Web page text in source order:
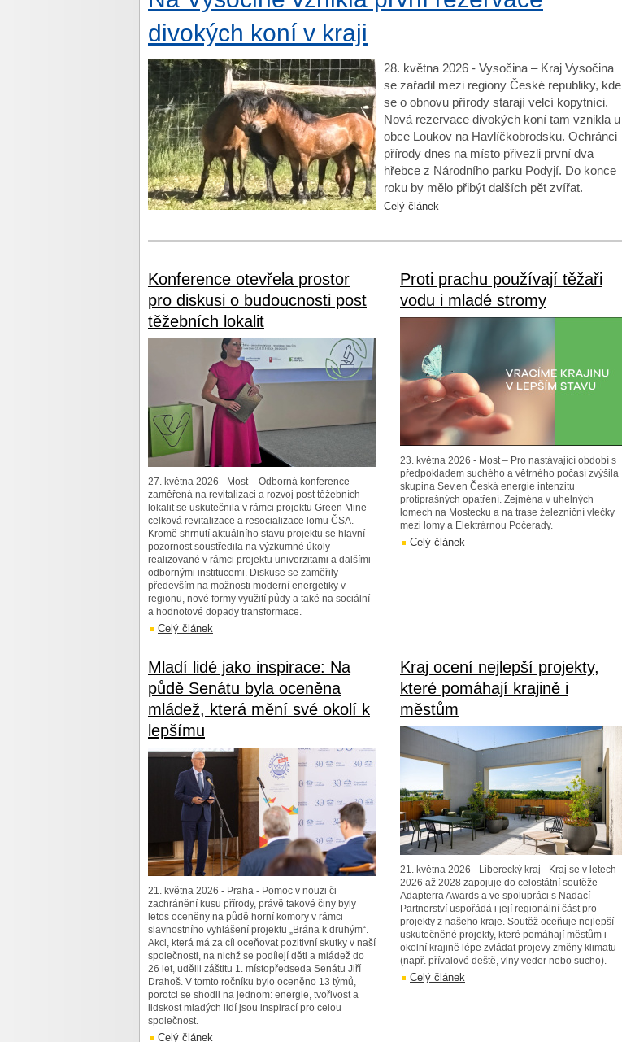
divokých koní v kraji
28. května 2026 - Vysočina – Kraj Vysočina
se zařadil mezi regiony České republiky, kde
se o obnovu přírody starají velcí kopytníci.
Nová rezervace divokých koní tam vznikla u
obce Loukov na Havlíčkobrodsku. Ochránci
přírody dnes na místo přivezli první dva
hřebce z Národního parku Podyjí. Do konce
roku by mělo přibýt dalších pět zvířat.
Celý článek
Konference otevřela prostor
pro diskusi o budoucnosti post
těžebních lokalit
27. května 2026 - Most – Odborná konference
zaměřená na revitalizaci a rozvoj post těžebních
lokalit se uskutečnila v rámci projektu Green Mine –
celková revitalizace a resocializace lomu ČSA.
Kromě shrnutí aktuálního stavu projektu se hlavní
pozornost soustředila na výzkumné úkoly
realizované v rámci projektu univerzitami a dalšími
odbornými institucemi. Diskuse se zaměřily
především na možnosti moderní energetiky v
regionu, nové formy využití půdy a také na sociální
a hodnotové dopady transformace.
Celý článek
Proti prachu používají těžaři
vodu i mladé stromy
23. května 2026 - Most – Pro nastávající období s
předpokladem suchého a větrného počasí zvýšila
skupina Sev.en Česká energie intenzitu
protiprašných opatření. Zejména v uhelných
lomech na Mostecku a na trase železniční vlečky
mezi lomy a Elektrárnou Počerady.
Celý článek
Mladí lidé jako inspirace: Na
půdě Senátu byla oceněna
mládež, která mění své okolí k
lepšímu
21. května 2026 - Praha - Pomoc v nouzi či
zachránění kusu přírody, právě takové činy byly
letos oceněny na půdě horní komory v rámci
slavnostního vyhlášení projektu „Brána k druhým“.
Akci, která má za cíl oceňovat pozitivní skutky v naší
společnosti, na nichž se podílejí děti a mládež do
26 let, udělil záštitu 1. místopředseda Senátu Jiří
Drahoš. V tomto ročníku bylo oceněno 13 týmů,
porotci se shodli na jednom: energie, tvořivost a
lidskost mladých lidí jsou inspirací pro celou
společnost.
Celý článek
Kraj ocení nejlepší projekty,
které pomáhají krajině i
městům
21. května 2026 - Liberecký kraj - Kraj se v letech
2026 až 2028 zapojuje do celostátní soutěže
Adapterra Awards a ve spolupráci s Nadací
Partnerství uspořádá i její regionální část pro
projekty z našeho kraje. Soutěž oceňuje nejlepší
uskutečněné projekty, které pomáhají městům i
okolní krajině lépe zvládat projevy změny klimatu
(např. přívalové deště, vlny veder nebo sucho).
Celý článek